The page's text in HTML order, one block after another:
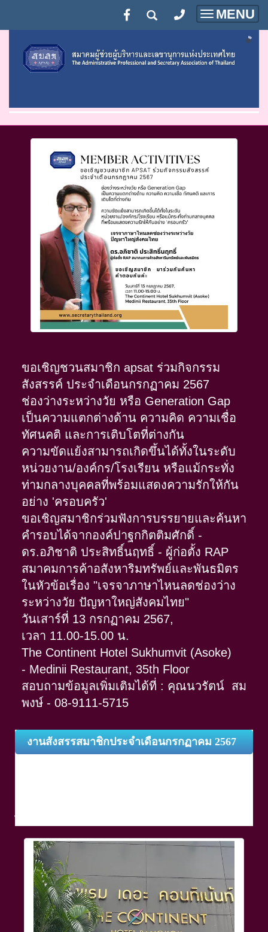
Toggle
MENU
ขอเชิญชวนสมาชิก apsat ร่วมกิจกรรม
สังสรรค์ ประจำเดือนกรกฏาคม 2567
ช่องว่างระหว่างวัย หรือ Generation Gap
เป็นความแตกต่างด้าน ความคิด ความเชื่อ
ทัศนคติ และการเติบโตที่ต่างกัน
ความขัดแย้งสามารถเกิดขึ้นได้ทั้งในระดับ
หน่วยงาน/องค์กร/โรงเรียน หรือแม้กระทั่ง
ท่ามกลางบุคคลที่พร้อมแสดงความรักให้กัน
อย่าง 'ครอบครัว'
ขอเชิญสมาชิกร่วมฟังการบรรยายและค้นหา
คำรอบได้จากองค์ปาฐกกิตติมศักดิ์ -
ดร.อภิชาติ ประสิทธิ์นฤทธิ์ - ผู้ก่อตั้ง RAP
สมาคมการค้าอสังหาริมทรัพย์และพันธมิตร
ในหัวข้อเรื่อง "เจรจาภาษาไหนลดช่องว่าง
ระหว่างวัย ปัญหาใหญ่สังคมไทย"
วันเสาร์ที่ 13 กรกฏาคม 2567,
เวลา 11.00-15.00 น.
The Continent Hotel Sukhumvit (Asoke)
- Medinii Restaurant, 35th Floor
สอบถามข้อมูลเพิ่มเติมได้ที่ : คุณนวรัตน์ สม
พงษ์ - 08-9111-5715
งานสังสรรสมาชิกประจำเดือนกรกฏาคม 2567